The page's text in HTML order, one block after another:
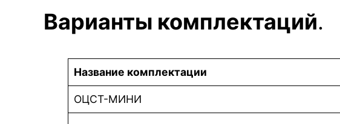
Варианты комплектаций.
Название комплектации
ОЦСТ-МИНИ